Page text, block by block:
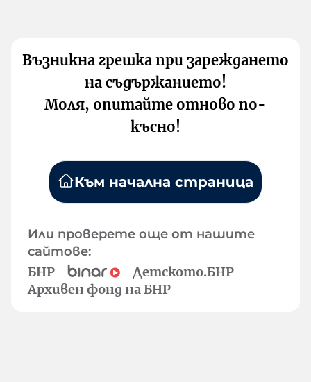
Възникна грешка при зареждането
на съдържанието!
Моля, опитайте отново по-
късно!
Към начална страница
Или проверете още от нашите
сайтове:
БНР
Детското.БНР
Архивен фонд на БНР